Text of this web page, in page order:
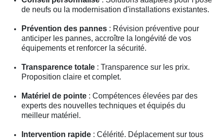
de neufs ou la modernisation d'installations existantes.
Prévention des pannes : Révision préventive pour
anticiper les pannes, accroître la longévité de vos
équipements et renforcer la sécurité.
Transparence totale : Transparence sur les prix.
Proposition claire et complet.
Matériel de pointe : Compétences élevées par des
experts des nouvelles techniques et équipés du
meilleur matériel.
Intervention rapide : Célérité. Déplacement sur tous